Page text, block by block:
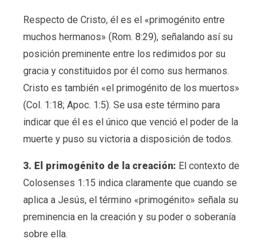
Respecto de Cristo, él es el «primogénito entre
muchos hermanos» (Rom. 8:29), señalando así su
posición preminente entre los redimidos por su
gracia y constituidos por él como sus hermanos.
Cristo es también «el primogénito de los muertos»
(Col. 1:18; Apoc. 1:5). Se usa este término para
indicar que él es el único que venció el poder de la
muerte y puso su victoria a disposición de todos.
3. El primogénito de la creación: El contexto de
Colosenses 1:15 indica claramente que cuando se
aplica a Jesús, el término «primogénito» señala su
preminencia en la creación y su poder o soberanía
sobre ella.